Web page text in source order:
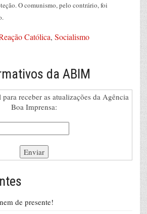
O comunismo, pelo contrário, foi
Católica, Socialismo
da ABIM
para receber as atualizações da Agência
Boa Imprensa:
de presente!